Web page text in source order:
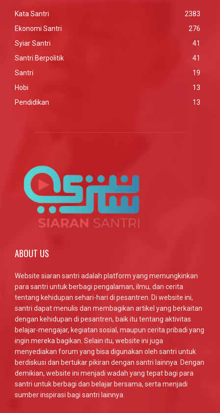
Kata Santri
2383
Ekonomi Santri
276
Syiar Santri
41
Santri Berpolitik
41
Santri
19
Hobi
13
Pendidikan
13
ABOUT US
Website siaran santri adalah platform yang memungkinkan
para santri untuk berbagi pengalaman, ilmu, dan cerita
tentang kehidupan sehari-hari di pesantren. Di website ini,
santri dapat menulis dan membagikan artikel yang berkaitan
dengan kehidupan di pesantren, baik itu tentang aktivitas
belajar-mengajar, kegiatan sosial, maupun cerita pribadi yang
ingin mereka bagikan. Selain itu, website ini juga
menyediakan forum yang bisa digunakan oleh santri untuk
berdiskusi dan bertukar pikiran dengan santri lainnya. Dengan
demikian, website ini menjadi wadah yang tepat bagi para
santri untuk berbagi dan belajar bersama, serta menjadi
sumber inspirasi bagi santri lainnya.